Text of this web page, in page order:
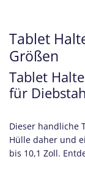
Tablet
Größen
Tablet
für
Dieser handliche
Hülle daher und
bis 10,1 Zoll.